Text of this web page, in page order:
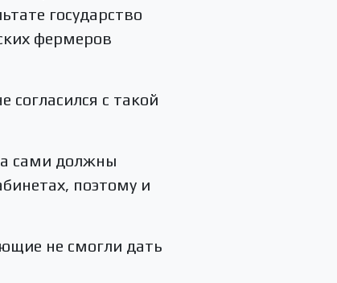
государство
фермеров
согласился с такой
сами должны
поэтому и
не смогли дать